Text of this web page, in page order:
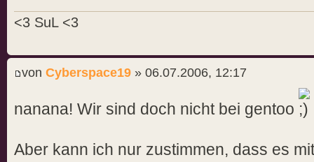
<3 SuL <3
von Cyberspace19 » 06.07.2006, 12:17
nanana! Wir sind doch nicht bei gentoo
Aber kann ich nur zustimmen, dass es